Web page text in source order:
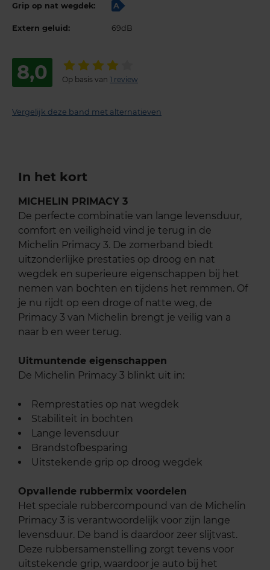
Grip op nat wegdek: A
Extern geluid: 69dB
8,0 Op basis van 1 review
Vergelijk deze band met alternatieven
In het kort
MICHELIN PRIMACY 3
De perfecte combinatie van lange levensduur,
comfort en veiligheid vind je terug in de
Michelin Primacy 3. De zomerband biedt
uitzonderlijke prestaties op droog en nat
wegdek en superieure eigenschappen bij het
nemen van bochten en tijdens het remmen. Of
je nu rijdt op een droge of natte weg, de
Primacy 3 van Michelin brengt je veilig van a
naar b en weer terug.
Uitmuntende eigenschappen
De Michelin Primacy 3 blinkt uit in:
Remprestaties op nat wegdek
Stabiliteit in bochten
Lange levensduur
Brandstofbesparing
Uitstekende grip op droog wegdek
Opvallende rubbermix voordelen
Het speciale rubbercompound van de Michelin
Primacy 3 is verantwoordelijk voor zijn lange
levensduur. De band is daardoor zeer slijtvast.
Deze rubbersamenstelling zorgt tevens voor
uitstekende grip, waardoor je auto bij het